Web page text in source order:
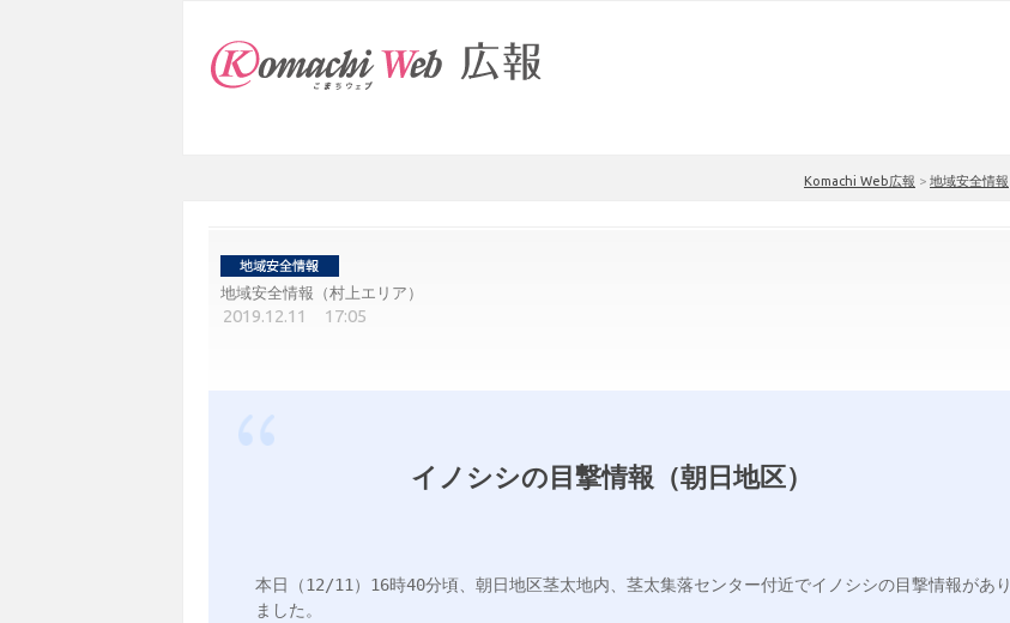
Komachi Web広報 > 地域安全情報
地域安全情報（村上エリア）
2019.12.11 17:05
イノシシの目撃情報（朝日地区）
本日（12/11）16時40分頃、朝日地区茎太地内、茎太集落センター付近でイノシシの目撃情報があり
ました。